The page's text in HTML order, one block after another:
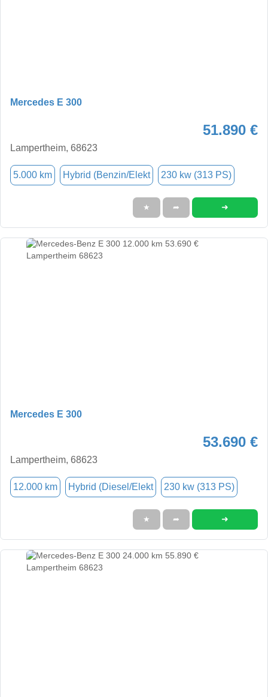
Mercedes E 300
51.890 €
Lampertheim, 68623
5.000 km Hybrid (Benzin/Elekt 230 kw (313 PS)
★ ➦ ➜
Mercedes E 300
53.690 €
Lampertheim, 68623
12.000 km Hybrid (Diesel/Elekt 230 kw (313 PS)
★ ➦ ➜